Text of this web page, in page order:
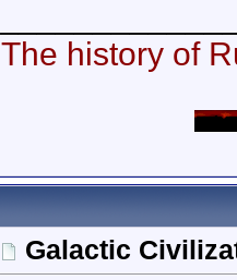
The history of
Galactic